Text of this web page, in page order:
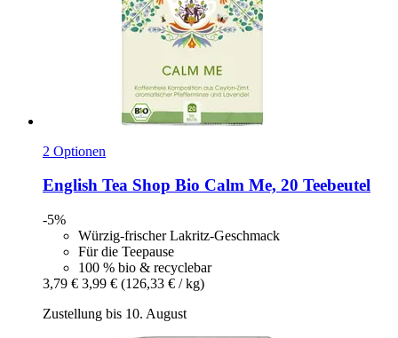
2 Optionen
English Tea Shop Bio Calm Me, 20 Teebeutel
-5%
Würzig-frischer Lakritz-Geschmack
Für die Teepause
100 % bio & recyclebar
3,79 € 3,99 € (126,33 € / kg)
Zustellung bis 10. August